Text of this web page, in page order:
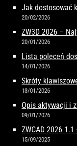
Jak dostosować
20/02/2026
ZW3D 2026 –
20/01/2026
Lista poleceń
14/01/2026
Skróty
13/01/2026
Opis aktywacji i
09/01/2026
ZWCAD 2026
15/09/2025